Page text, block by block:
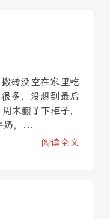
砖没空在家里吃
多，没想到最后
末翻了下柜子，
奶，...
阅读全文